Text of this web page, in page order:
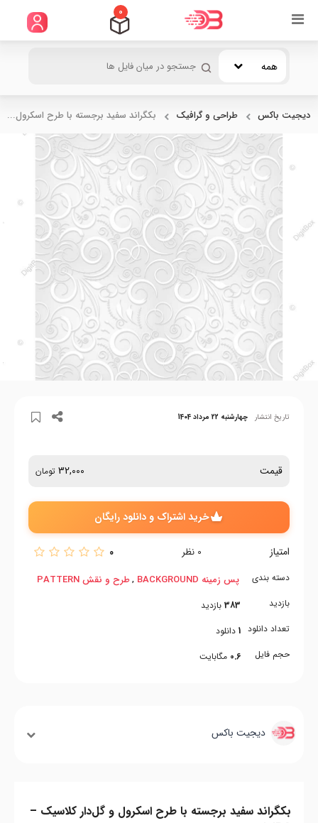
0
همه
دیجیت باکس طراحی و گرافیک بکگراند سفید برجسته با طرح اسکرول...
تاریخ انتشار چهارشنبه 22 مرداد 1404
قیمت 32,000 تومان
خرید اشتراک و دانلود رایگان
امتیاز 0 نظر 0
دسته بندی
بازدید
تعداد دانلود
حجم فایل
پس زمینه BACKGROUND ,طرح و نقش PATTERN
383 بازدید
1 دانلود
0.6 مگابایت
دیجیت باکس
بکگراند سفید برجسته با طرح اسکرول و گل‌دار کلاسیک –